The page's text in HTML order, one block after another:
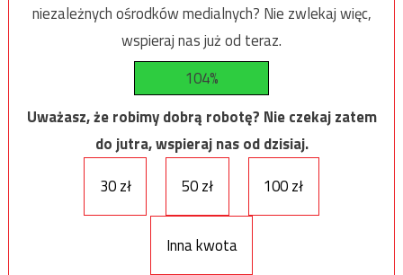
niezależnych ośrodków medialnych? Nie zwlekaj więc,
wspieraj nas już od teraz.
104%
Uważasz, że robimy dobrą robotę? Nie czekaj zatem
do jutra, wspieraj nas od dzisiaj.
30 zł
50 zł 100 zł
Inna kwota